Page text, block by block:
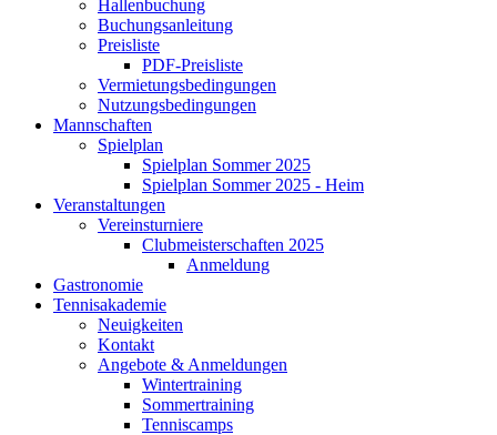
Hallenbuchung
Buchungsanleitung
Preisliste
PDF-Preisliste
Vermietungsbedingungen
Nutzungsbedingungen
Mannschaften
Spielplan
Spielplan Sommer 2025
Spielplan Sommer 2025 - Heim
Veranstaltungen
Vereinsturniere
Clubmeisterschaften 2025
Anmeldung
Gastronomie
Tennisakademie
Neuigkeiten
Kontakt
Angebote & Anmeldungen
Wintertraining
Sommertraining
Tenniscamps